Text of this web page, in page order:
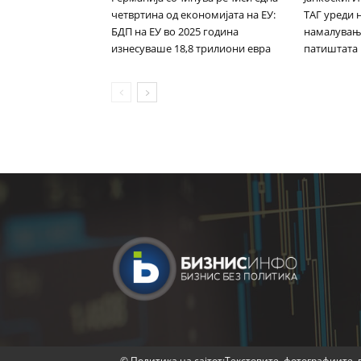
четвртина од економијата на ЕУ:
БДП на ЕУ во 2025 година
изнесуваше 18,8 трилиони евра
ТАГ уреди
патиштата